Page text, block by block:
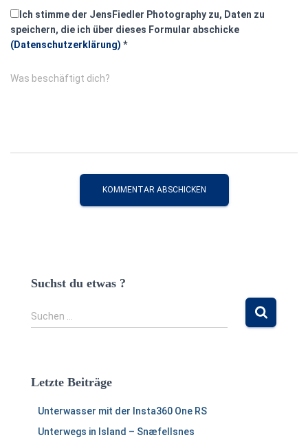
Ich stimme der JensFiedler Photography zu, Daten zu
speichern, die ich über dieses Formular abschicke
(Datenschutzerklärung) *
Was beschäftigt dich?
Suchst du etwas ?
S
u
n
Suchen …
Letzte Beiträge
Unterwasser mit der Insta360 One RS
Unterwegs in Island – Snæfellsnes